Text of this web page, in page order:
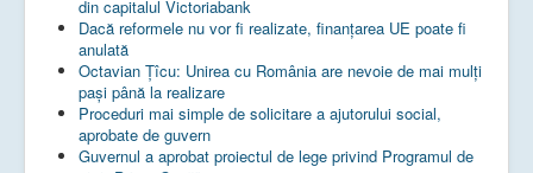
din capitalul Victoriabank
Dacă reformele nu vor fi realizate, finanţarea UE poate fi
anulată
Octavian Țîcu: Unirea cu România are nevoie de mai mulți
pași până la realizare
Proceduri mai simple de solicitare a ajutorului social,
aprobate de guvern
Guvernul a aprobat proiectul de lege privind Programul de